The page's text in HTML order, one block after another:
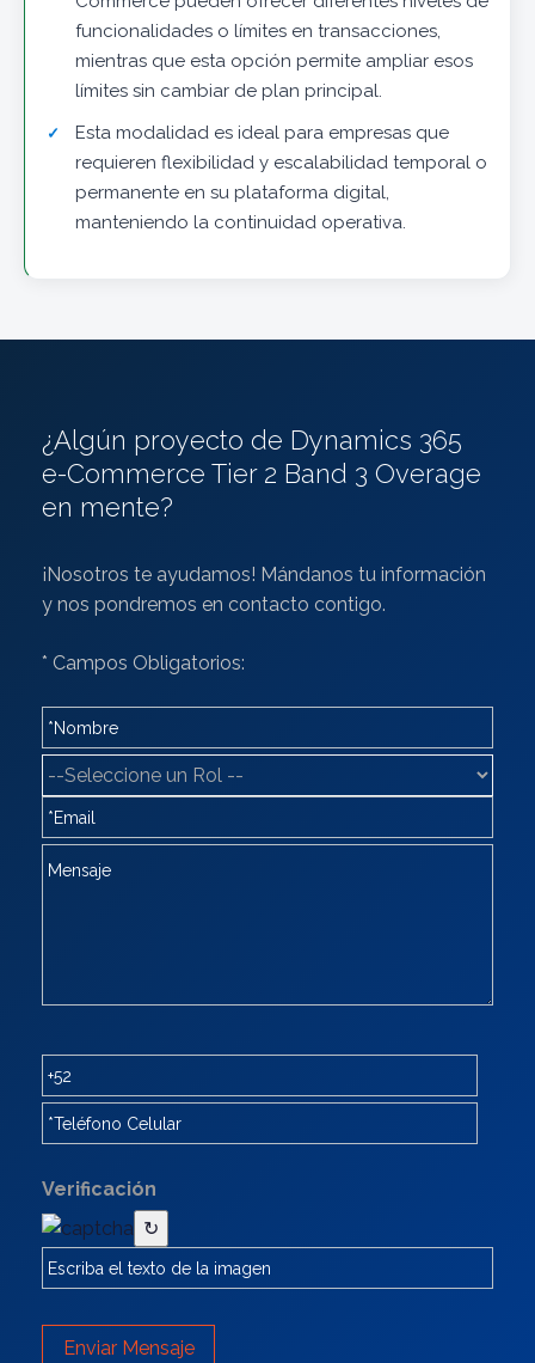
funcionalidades o límites en transacciones,
mientras que esta opción permite ampliar esos
límites sin cambiar de plan principal.
Esta modalidad es ideal para empresas que
requieren flexibilidad y escalabilidad temporal o
permanente en su plataforma digital,
manteniendo la continuidad operativa.
¿Algún proyecto de Dynamics 365
e-Commerce Tier 2 Band 3 Overage
en mente?
¡Nosotros te ayudamos! Mándanos tu información
y nos pondremos en contacto contigo.
* Campos Obligatorios:
Verificación
↻
Enviar Mensaje